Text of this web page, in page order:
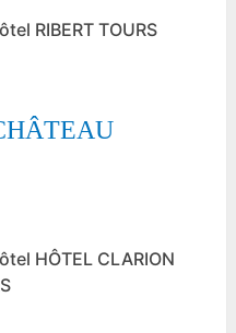
RIBERT TOURS
HÔTEL CLARION